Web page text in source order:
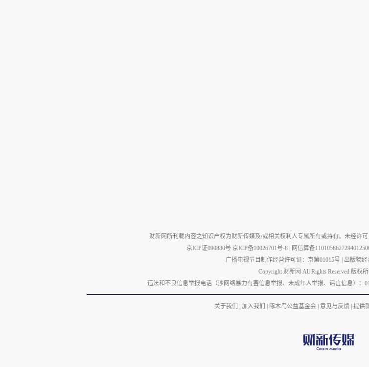
财新网所刊载内容之知识产权为财新传媒及/或相关权利人专属所有或持有。未经许
京ICP证090880号 京ICP备10026701号-8 网信算备
广播电视节目制作经营许可证：京第01015号
出版物经
Copyright 财新网 All Rights Reserved 版权
违法和不良信息举报电话（涉网络暴力有害信息举报、未成年人举报、谣言信息）：
关于我们 加入我们 啄木鸟公益基金会 意见与反馈 提供